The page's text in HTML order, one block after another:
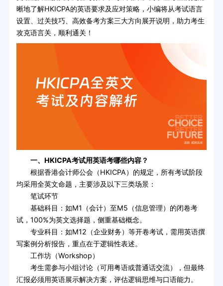
晰地了解HKICPA的英语要求及应对策略，小编将从考试语言
设置、过关技巧、高效备考方案三大方向展开说明，助力考生
攻克语言关，顺利通关！
一、HKICPA考试用英语考哪些内容？
根据香港会计师公会（HKICPA）的规定，所有考试阶段
均采用全英文命题，主要涉及以下三类场景：
笔试环节
基础科目：如M1（会计）至M5（信息管理）的闭卷考
试，100%为英文选择题，侧重基础概念。
专业科目：如M12（企业财务）等开卷考试，需用英语撰
写案例分析报告，重点在于逻辑性表述。
工作坊（Workshop）
考生需参与小组讨论（可用粤语或普通话交流），但最终
汇报必须用英语展示解决方案，评估逻辑思维与口语能力。